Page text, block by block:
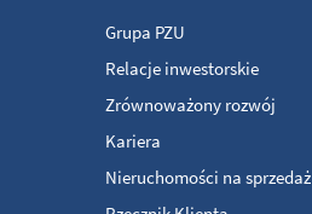
Grupa PZU
Relacje inwestorskie
Zrównoważony rozwój
Kariera
Nieruchomości na sprzedaż